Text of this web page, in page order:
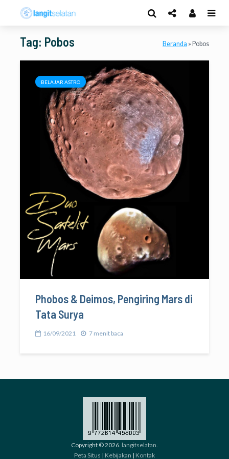
Tag: Pobos Beranda » Pobos
BELAJAR ASTRO
Phobos & Deimos, Pengiring Mars di
Tata Surya
16/09/2021 7 menit baca
Copyright © 2026. langitselatan
Peta Situs | Kebijakan | Kontak